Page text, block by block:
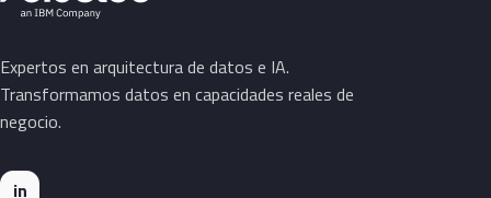
Expertos en arquitectura de datos e IA.
Transformamos datos en capacidades reales de
negocio.
in